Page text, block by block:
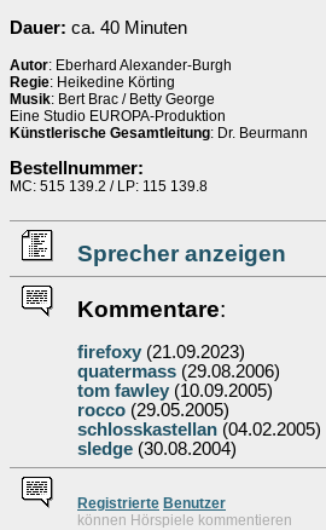
Dauer: ca. 40 Minuten
Autor: Eberhard Alexander-Burgh
Regie: Heikedine Körting
Musik: Bert Brac / Betty George
Eine Studio EUROPA-Produktion
Künstlerische Gesamtleitung: Dr. Beurmann
Bestellnummer:
MC: 515 139.2 / LP: 115 139.8
Sprecher anzeigen
Kommentare:
firefoxy (21.09.2023)
quatermass (29.08.2006)
tom fawley (10.09.2005)
rocco (29.05.2005)
schlosskastellan (04.02.2005)
sledge (30.08.2004)
Registrierte Benutzer
können Hörspiele kommentieren